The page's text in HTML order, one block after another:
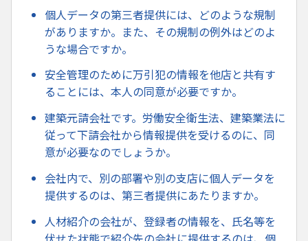
個人データの第三者提供には、どのような規制
がありますか。また、その規制の例外はどのよ
うな場合ですか。
安全管理のために万引犯の情報を他店と共有す
ることには、本人の同意が必要ですか。
建築元請会社です。労働安全衛生法、建築業法に
従って下請会社から情報提供を受けるのに、同
意が必要なのでしょうか。
会社内で、別の部署や別の支店に個人データを
提供するのは、第三者提供にあたりますか。
人材紹介の会社が、登録者の情報を、氏名等を